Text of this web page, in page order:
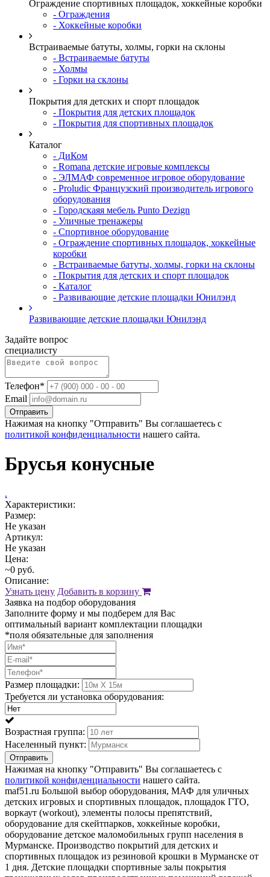
Ограждение спортивных площадок, хоккейные коробки
- Ограждения
- Хоккейные коробки
Встраиваемые батуты, холмы, горки на склоны
- Встраиваемые батуты
- Холмы
- Горки на склоны
Покрытия для детских и спорт площадок
- Покрытия для детских площадок
- Покрытия для спортивных площадок
Каталог
- ДиКом
- Romana детские игровые комплексы
- ЭЛМАФ современное игровое оборудование
- Proludic Французский производитель игрового
оборудования
- Городскаяя мебель Punto Dezign
- Уличные тренажеры
- Спортивное оборудование
- Ограждение спортивных площадок, хоккейные
коробки
- Встраиваемые батуты, холмы, горки на склоны
- Покрытия для детских и спорт площадок
- Каталог
- Развивающие детские площадки Юнилэнд
Развивающие детские площадки Юнилэнд
Задайте вопрос
специалисту
Телефон*
Email
Отправить
Нажимая на кнопку "Отправить" Вы соглашаетесь с
политикой конфиденциальности нашего сайта.
Брусья конусные
.
Характеристики:
Размер:
Не указан
Артикул:
Не указан
Цена:
~0 руб.
Описание:
Узнать цену Добавить в корзину
Заявка на подбор оборудования
Заполните форму и мы подберем для Вас
оптимальный вариант комплектации площадки
*поля обязательные для заполнения
Размер площадки:
Требуется ли установка оборудования:
Возрастная группа:
Населенный пункт:
Отправить
Нажимая на кнопку "Отправить" Вы соглашаетесь с
политикой конфиденциальности нашего сайта.
maf51.ru Большой выбор оборудования, МАФ для уличных
детских игровых и спортивных площадок, площадок ГТО,
воркаут (workout), элементы полосы препятствий,
оборудование для скейтпарков, хоккейные коробки,
оборудование детское маломобильных групп населения в
Мурманске. Производство покрытий для детских и
спортивных площадок из резиновой крошки в Мурманске от
1 дня. Детские площадки спортивные залы покрытия